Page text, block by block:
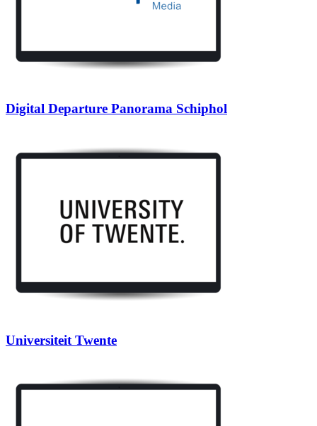
Digital Departure Panorama Schiphol
Universiteit Twente